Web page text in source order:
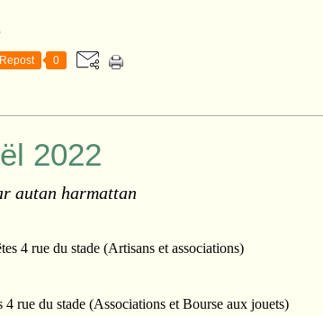
Repost 0
2022
autan harmattan
4 rue du stade (Artisans et associations)
4 rue du stade (Associations et Bourse aux jouets)